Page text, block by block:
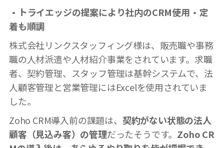
・トライエッジの提案により社内のCRM使用・定
着も順調
株式会社リンクスタッフィング様は、販売職や事務
職の人材派遣や人材紹介事業をされています。求職
者、契約管理、スタッフ管理は基幹システムで、法
人顧客管理と営業管理にはExcelを使用されていま
した。
Zoho CRM導入前の課題は、 契約がない状態の法人
顧客（見込み客）の管理だったそうです。 Zoho CR